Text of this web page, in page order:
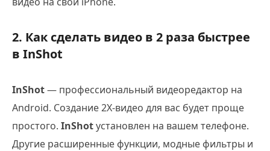
2. Как сделать видео в 2 раза быстрее
в InShot
InShot— профессиональный видеоредактор на
Android. Создание 2X-видео для вас будет проще
простого. InShotустановлен на вашем телефоне.
Другие расширенные функции, модные фильтры и